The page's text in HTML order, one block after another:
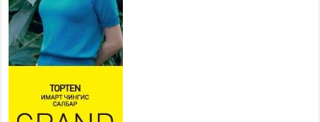
Төв цэвэрлэх байгууламжид хоногт дунджаар 3
тонн хатуу хог хаягдал ирж байна
2026 оны 7 сар 20 / 12 цаг 06 минут
“Эхийн алдар” одонгийн шаардлагыг
хөнгөрүүллээ
2026 оны 7 сар 20 / 11 цаг 51 минут
“Жил бүрийн өвөл, жил бүрийн ижил асуудал”